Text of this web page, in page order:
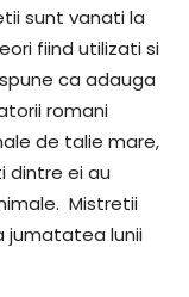
sunt vanati la
fiind utilizati si
ca adauga
romani
de talie mare,
dintre ei au
Mistretii
jumatatea lunii